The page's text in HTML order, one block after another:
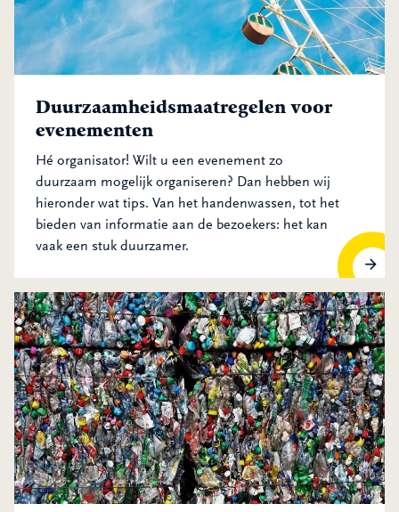
Duurzaamheidsmaatregelen voor
evenementen
Hé organisator! Wilt u een evenement zo
duurzaam mogelijk organiseren? Dan hebben wij
hieronder wat tips. Van het handenwassen, tot het
bieden van informatie aan de bezoekers: het kan
vaak een stuk duurzamer.